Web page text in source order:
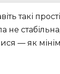
такі
не
— як